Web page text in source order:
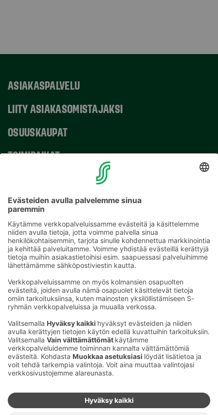
ASIAKASPALVELU
LIITY ASIAKASOMISTAJAKSI
OSUUSKAUPAT
TOIMIPAIKAT
Sähköpostiosoitteet S-ryhmässä ovat muotoa
etunimi.sukunimi@sok.fi
Seuraa meitä:
Muuta evästeasetuksia